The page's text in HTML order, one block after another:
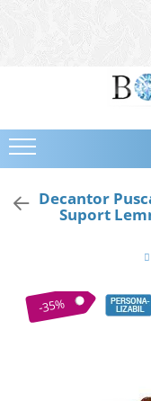
Bijuterii
Cercei
Bratari
Coliere
Destinatari
Bijuterii Femei
Decantor
Suport
-35%